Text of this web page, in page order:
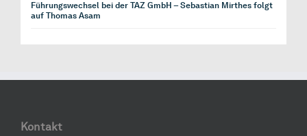
Führungswechsel bei der TAZ GmbH – Sebastian Mirthes folgt
auf Thomas Asam
Kontakt